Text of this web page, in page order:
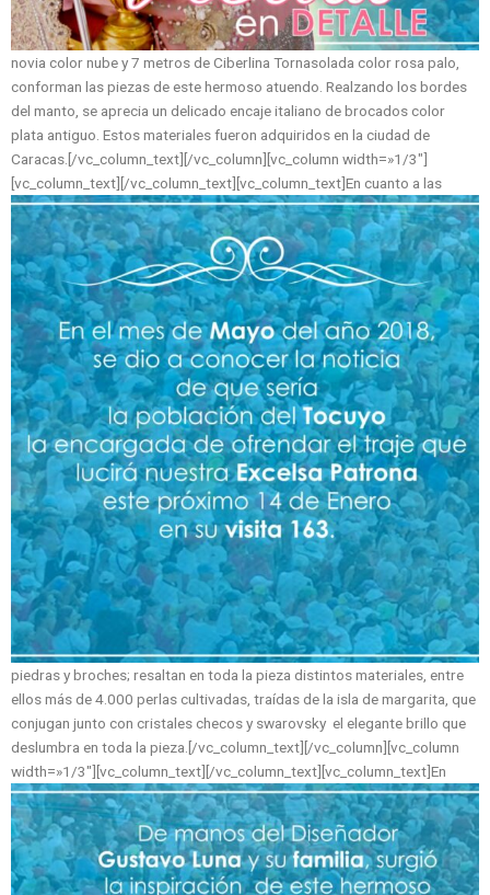
novia color nube y 7 metros de Ciberlina Tornasolada color rosa palo,
conforman las piezas de este hermoso atuendo. Realzando los bordes
del manto, se aprecia un delicado encaje italiano de brocados color
plata antiguo. Estos materiales fueron adquiridos en la ciudad de
Caracas.[/vc_column_text][/vc_column][vc_column width=»1/3″]
[vc_column_text] [/vc_column_text][vc_column_text]En cuanto a las
piedras y broches; resaltan en toda la pieza distintos materiales, entre
ellos más de 4.000 perlas cultivadas, traídas de la isla de margarita, que
conjugan junto con cristales checos y swarovsky el elegante brillo que
deslumbra en toda la pieza.[/vc_column_text][/vc_column][vc_column
width=»1/3″][vc_column_text] [/vc_column_text][vc_column_text]En